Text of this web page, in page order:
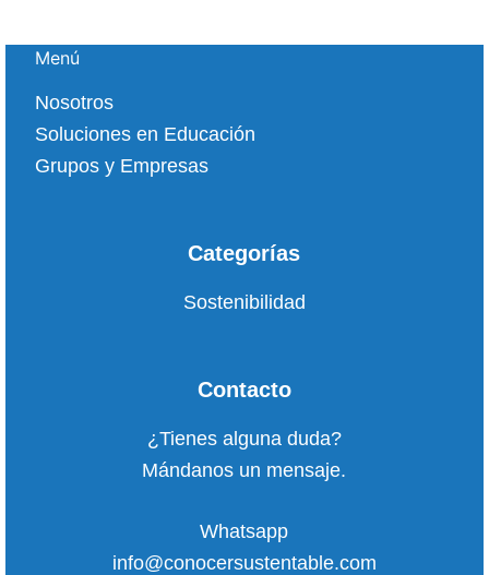
Menú
Nosotros
Soluciones en Educación
Grupos y Empresas
Categorías
Sostenibilidad
Contacto
¿Tienes alguna duda?
Mándanos un mensaje.
Whatsapp
info@conocersustentable.com